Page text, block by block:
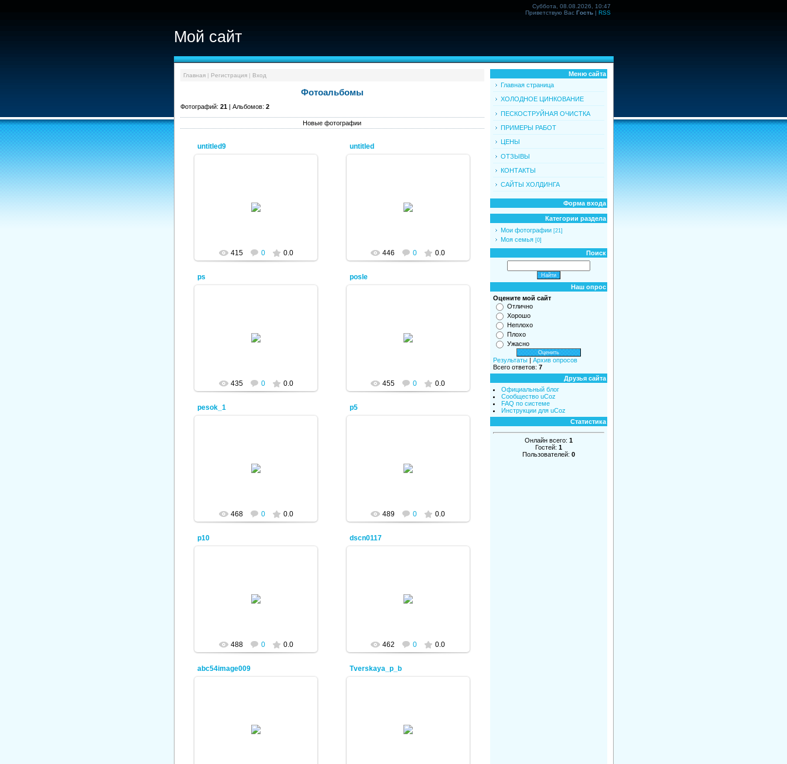
Суббота, 08.08.2026, 10:47
Приветствую Вас Гость| RSS
Мой сайт
Главная| Регистрация| Вход
Фотоальбомы
Фотографий: 21| Альбомов: 2
Новые фотографии
untitled9
415 0 0.0
untitled
446 0 0.0
ps
435 0 0.0
posle
455 0 0.0
pesok_1
468 0 0.0
p5
489 0 0.0
p10
488 0 0.0
dscn0117
462 0 0.0
abc54image009 Tverskaya_p_b
Меню сайта
Главная страница
ХОЛОДНОЕ ЦИНКОВАНИЕ
ПЕСКОСТРУЙНАЯ ОЧИСТКА
ПРИМЕРЫ РАБОТ
ЦЕНЫ
ОТЗЫВЫ
КОНТАКТЫ
САЙТЫ ХОЛДИНГА
Форма входа
Категории раздела
Мои фотографии [21]
Моя семья [0]
Поиск
Наш опрос
Оцените мой сайт
Отлично
Хорошо
Неплохо
Плохо
Ужасно
Результаты| Архив опросов
Всего ответов: 7
Друзья сайта
Официальный блог
Сообщество uCoz
FAQ по системе
Инструкции для uCoz
Статистика
Онлайн всего: 1
Гостей: 1
Пользователей: 0